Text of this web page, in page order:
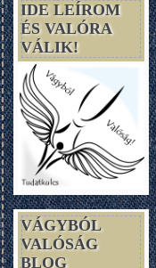
IDE LEÍROM
ÉS VALÓRA
VÁLIK!
VÁGYBÓL
VALÓSÁG
BLOG